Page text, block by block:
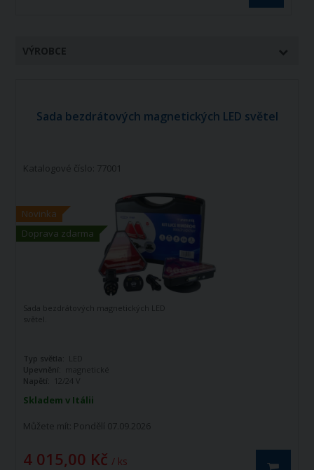
VÝROBCE
Sada bezdrátových magnetických LED světel
Novinka
Doprava zdarma
Katalogové číslo: 77001
Skladem v Itálii
Můžete mít: Pondělí 07.09.2026
4 015,00 Kč / ks
Sada bezdrátových magnetických LED
světel.
Typ světla: LED
Upevnění: magnetické
Napětí:
12/24 V